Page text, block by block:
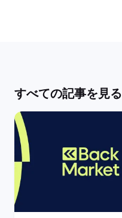
すべての記事を見る